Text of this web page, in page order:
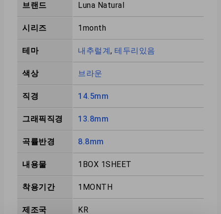
브랜드 Luna Natural
시리즈 1month
테마 내추럴계, 테두리있음
색상 브라운
직경 14.5mm
그래픽직경 13.8mm
곡률반경 8.8mm
내용물 1BOX 1SHEET
착용기간 1MONTH
제조국 KR